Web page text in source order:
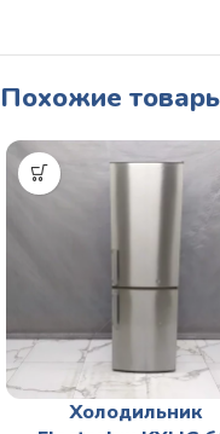
Похожие
Холодильник